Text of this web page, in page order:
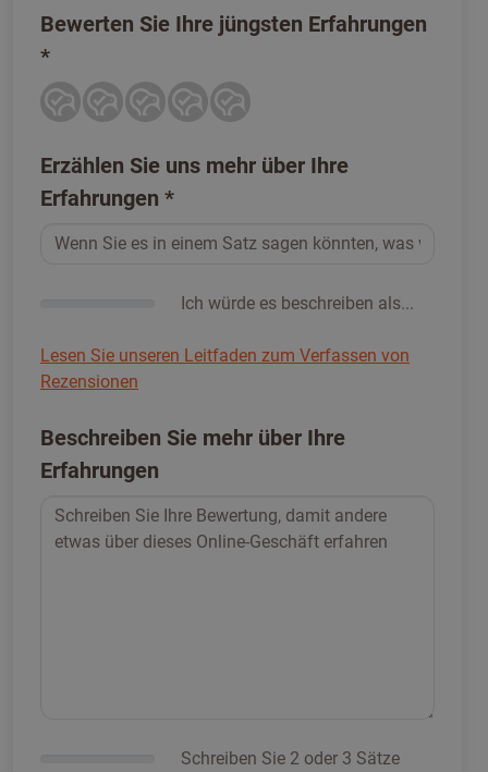
Bewerten Sie Ihre jüngsten Erfahrungen
*
Erzählen Sie uns mehr über Ihre
Erfahrungen *
Ich würde es beschreiben als...
Lesen Sie unseren Leitfaden zum Verfassen von
Rezensionen
Beschreiben Sie mehr über Ihre
Erfahrungen
Schreiben Sie 2 oder 3 Sätze